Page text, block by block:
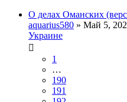
О делах Оманских
aquarius580 » Май 5,
Украине
1
…
190
191